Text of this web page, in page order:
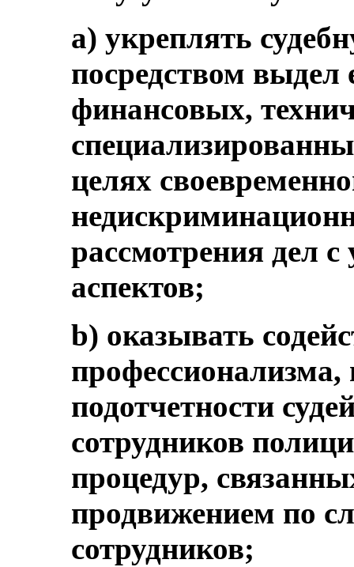
а) укреплять
посредством
финансовых,
целях
рассмотрения дел
аспектов;
b) оказывать
профессионализма,
подотчетности
сотрудников
процедур,
продвижением по
сотрудников;